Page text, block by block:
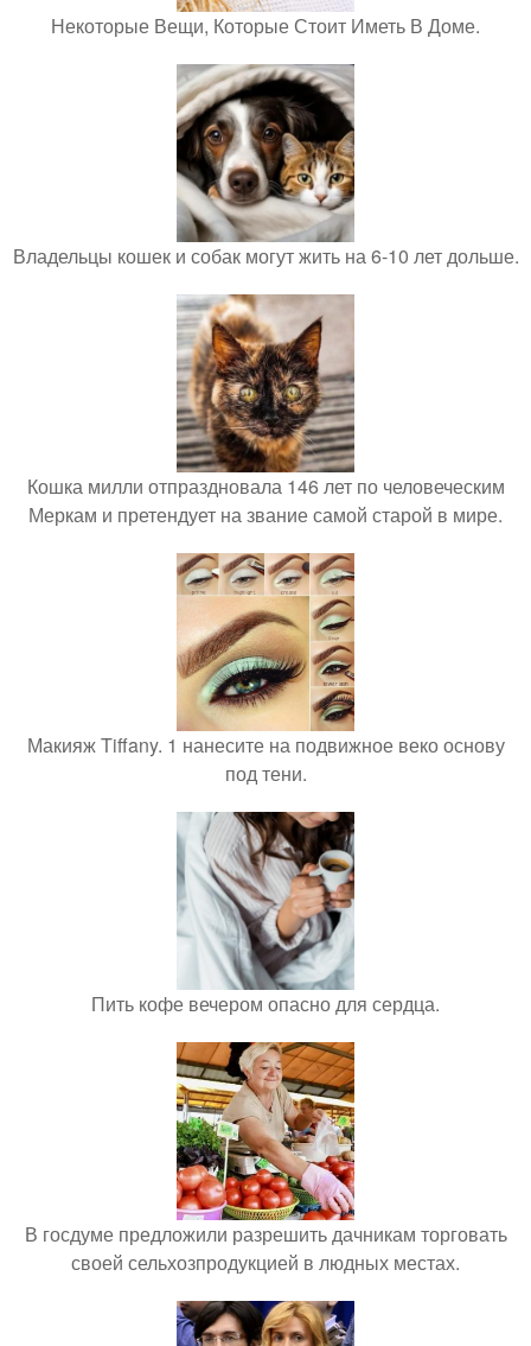
Некоторые Вещи, Которые Стоит Иметь В Доме.
Владельцы кошек и собак могут жить на 6-10 лет дольше.
Кошка милли отпраздновала 146 лет по человеческим
Меркам и претендует на звание самой старой в мире.
Макияж Tiffany. 1 нанесите на подвижное веко основу
под тени.
Пить кофе вечером опасно для сердца.
В госдуме предложили разрешить дачникам торговать
своей сельхозпродукцией в людных местах.